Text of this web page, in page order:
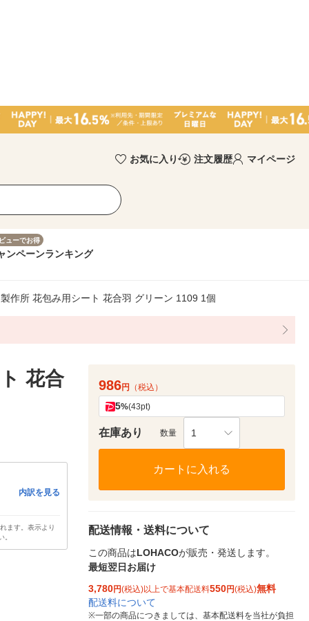
お気に入り 注文履歴 マイページ
ューでお得
ンペーンランキング
作所 花包み用シート 花合羽 グリーン 1109 1個
花合
内訳を見る
ます。表示より
。
986円 （税込）
5%(43pt)
在庫あり 数量 1
カートに入れる
配送情報・送料について
この商品はLOHACOが販売・発送します。
最短翌日お届け
3,780円(税込)以上で基本配送料550円(税込)無料
配送料について
※一部の商品につきましては、基本配送料を当社が負担